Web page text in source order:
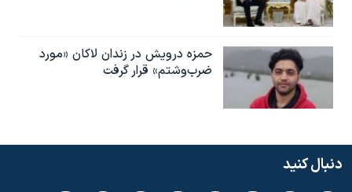
حمزه درویش در زندان لاکان «مورد
ضرب‌وشتم» قرار گرفت
دنبال کنید